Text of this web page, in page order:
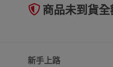
商品未到貨
新手上路